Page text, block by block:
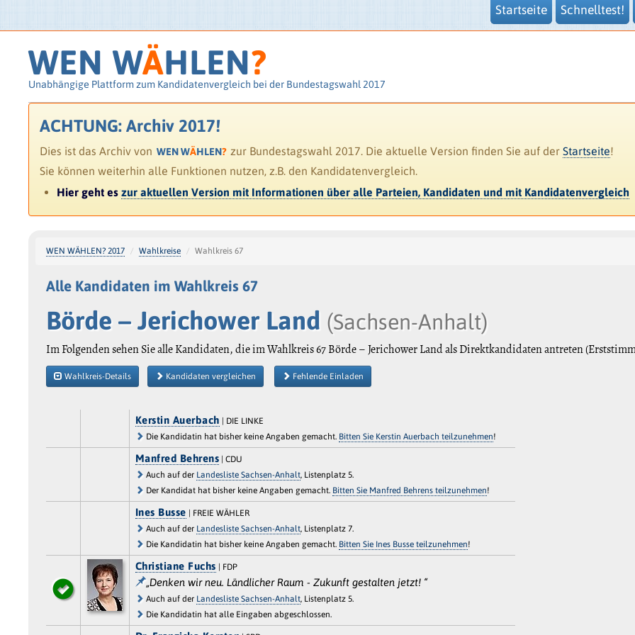
Startseite Schnelltest!
WEN WÄHLEN?
Unabhängige Plattform zum Kandidatenvergleich bei der Bundestagswahl 2017
ACHTUNG: Archiv 2017!
Dies ist das Archiv von WEN WÄHLEN? zur Bundestagswahl 2017. Die aktuelle Version finden Sie auf derStartseite!
Sie können weiterhin alle Funktionen nutzen, z.B. den Kandidatenvergleich.
Hier geht eszur aktuellen Version mit Informationen über alle Parteien, Kandidaten und mit Kandidatenvergleich
WEN WÄHLEN? 2017 Wahlkreise Wahlkreis 67
Alle Kandidaten im Wahlkreis 67
Börde – Jerichower Land (Sachsen-Anhalt)
Im Folgenden sehen Sie alle Kandidaten, die im Wahlkreis 67 Börde – Jerichower Land als Direktkandidaten antreten
Kandidaten vergleichen Fehlende Einladen
Wahlkreis-Details
Kerstin Auerbach | DIE LINKE
Die Kandidatin hat bisher keine Angaben gemacht. Bitten Sie Kerstin Auerbach teilzunehmen!
Manfred Behrens | CDU
Auch auf der Landesliste Sachsen-Anhalt, Listenplatz 5.
Der Kandidat hat bisher keine Angaben gemacht. Bitten Sie Manfred Behrens teilzunehmen!
Ines Busse | FREIE WÄHLER
Auch auf der Landesliste Sachsen-Anhalt, Listenplatz 7.
Die Kandidatin hat bisher keine Angaben gemacht. Bitten Sie Ines Busse teilzunehmen!
Christiane Fuchs | FDP
„Denken wir neu. Ländlicher Raum - Zukunft gestalten jetzt! “
Auch auf der Landesliste Sachsen-Anhalt, Listenplatz 5.
Die Kandidatin hat alle Eingaben abgeschlossen.